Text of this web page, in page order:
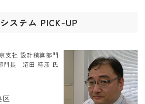
ステム PICK-UP
支社 設計積算部門
門長 沼田 時彦 氏